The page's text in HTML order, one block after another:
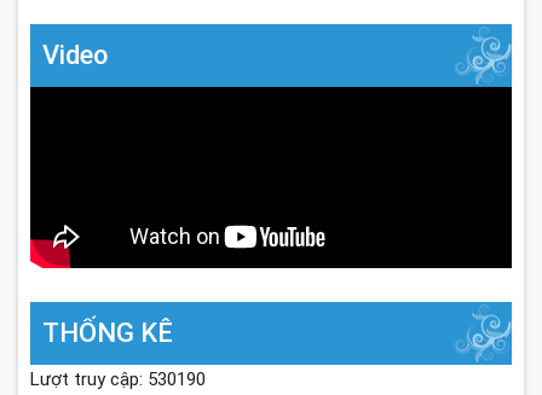
Video
THỐNG KÊ
Lượt truy cập: 530190